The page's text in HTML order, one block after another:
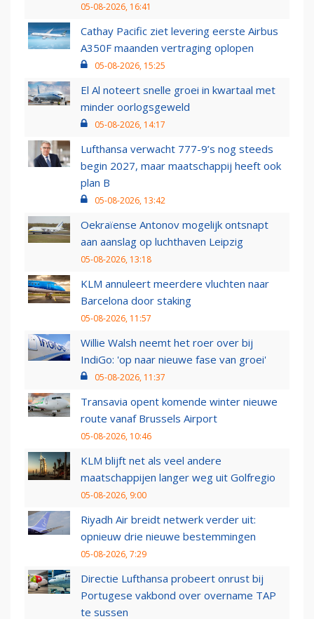
05-08-2026, 16:41
Cathay Pacific ziet levering eerste Airbus
A350F maanden vertraging oplopen
05-08-2026, 15:25
El Al noteert snelle groei in kwartaal met
minder oorlogsgeweld
05-08-2026, 14:17
Lufthansa verwacht 777-9’s nog steeds
begin 2027, maar maatschappij heeft ook
plan B
05-08-2026, 13:42
Oekraïense Antonov mogelijk ontsnapt
aan aanslag op luchthaven Leipzig
05-08-2026, 13:18
KLM annuleert meerdere vluchten naar
Barcelona door staking
05-08-2026, 11:57
Willie Walsh neemt het roer over bij
IndiGo: 'op naar nieuwe fase van groei'
05-08-2026, 11:37
Transavia opent komende winter nieuwe
route vanaf Brussels Airport
05-08-2026, 10:46
KLM blijft net als veel andere
maatschappijen langer weg uit Golfregio
05-08-2026, 9:00
Riyadh Air breidt netwerk verder uit:
opnieuw drie nieuwe bestemmingen
05-08-2026, 7:29
Directie Lufthansa probeert onrust bij
Portugese vakbond over overname TAP
te sussen